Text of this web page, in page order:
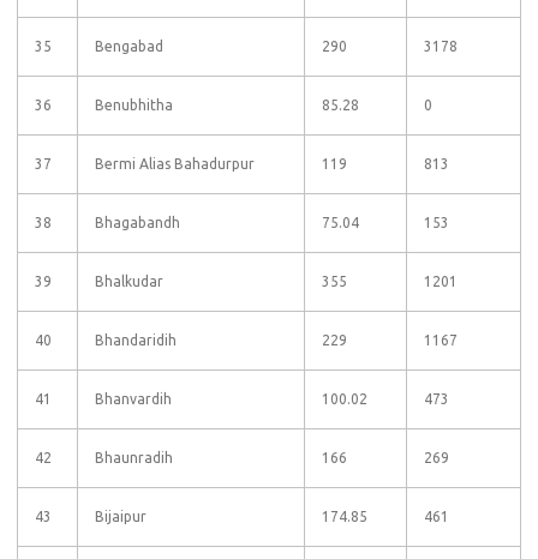
35 Bengabad 290 3178
36 Benubhitha 85.28 0
37 Bermi Alias Bahadurpur 119 813
38 Bhagabandh 75.04 153
39 Bhalkudar 355 1201
40 Bhandaridih 229 1167
41 Bhanvardih 100.02 473
42 Bhaunradih 166 269
43 Bijaipur 174.85 461